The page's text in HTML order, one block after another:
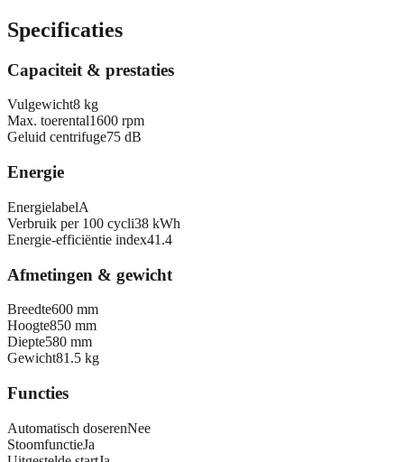
Specificaties
Capaciteit & prestaties
Vulgewicht8 kg
Max. toerental1600 rpm
Geluid centrifuge75 dB
Energie
EnergielabelA
Verbruik per 100 cycli38 kWh
Energie-efficiëntie index41.4
Afmetingen & gewicht
Breedte600 mm
Hoogte850 mm
Diepte580 mm
Gewicht81.5 kg
Functies
Automatisch doserenNee
StoomfunctieJa